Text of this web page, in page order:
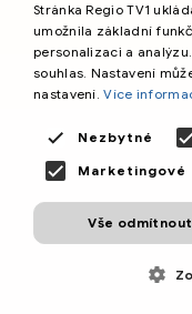
©️
Stránka Regio TV1
umožnila základní
personalizaci a
souhlas. Nastavení
nastavení.Více
Nezbytné
Marketingové
Vše odmítnout